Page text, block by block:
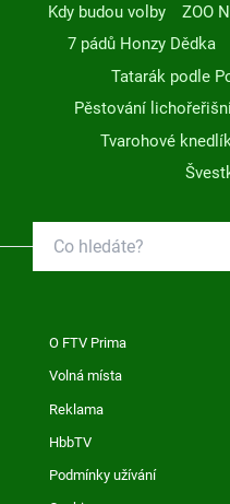
Kdy budou volby
ZOO
7 pádů Honzy Dědka
Tatarák podle
Pěstování
Tvarohové
O FTV Prima
Volná místa
Reklama
HbbTV
Podmínky užívání